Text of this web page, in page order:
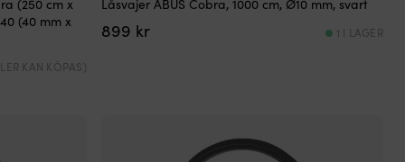
(250 cm x
(40 mm x
KAN KÖPAS)
Låsvajer ABUS Cobra, 1000 cm, Ø10 mm, svart
899 kr 1 I LAGER